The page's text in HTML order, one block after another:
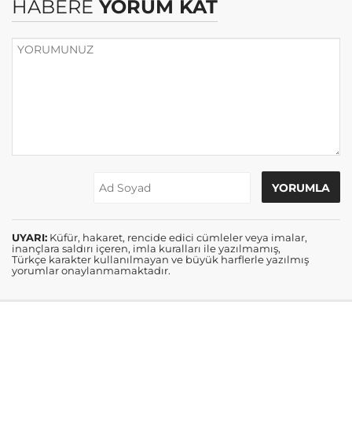
HABERE YORUM KAT
UYARI: Küfür, hakaret, rencide edici cümleler veya imalar,
inançlara saldırı içeren, imla kuralları ile yazılmamış,
Türkçe karakter kullanılmayan ve büyük harflerle yazılmış
yorumlar onaylanmamaktadır.